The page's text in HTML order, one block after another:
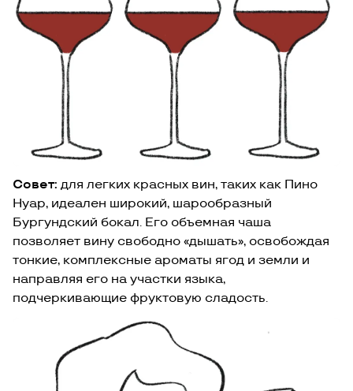
Совет: для легких красных вин, таких как Пино
Нуар, идеален широкий, шарообразный
Бургундский бокал. Его объемная чаша
позволяет вину свободно «дышать», освобождая
тонкие, комплексные ароматы ягод и земли и
направляя его на участки языка,
подчеркивающие фруктовую сладость.